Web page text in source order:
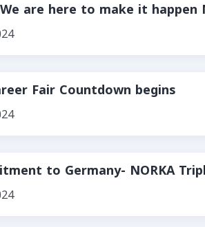
are here to make it happen
Fair Countdown begins
to Germany- NORKA